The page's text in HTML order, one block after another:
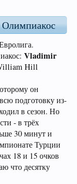
Олимпиакос
Vladimir
Hill
он
подготовку из-
в сезон. Но
- в трёх
30 минут и
Турции
18 и 15 очков
что десятку